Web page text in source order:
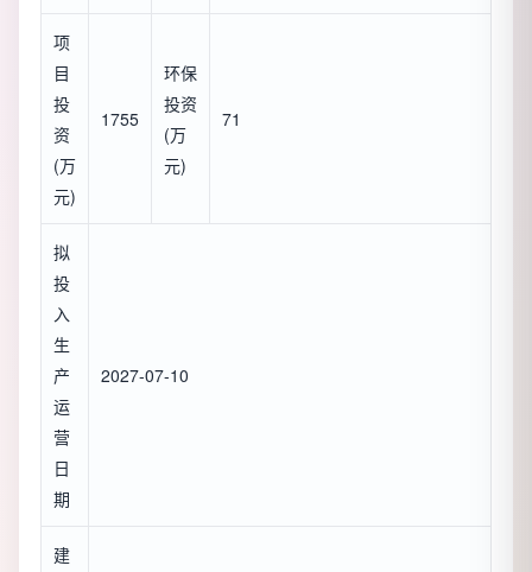
项
目
投
资
(万
元)
1755
环保
投资
(万
元)
71
拟
投
入
生
产
运
营
日
期
2027-07-10
建